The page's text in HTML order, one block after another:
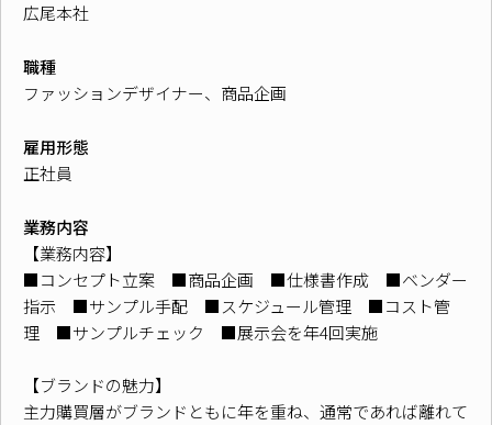
広尾本社
職種
ファッションデザイナー、商品企画
雇用形態
正社員
業務内容
【業務内容】
■コンセプト立案 ■商品企画 ■仕様書作成 ■ベンダー
指示 ■サンプル手配 ■スケジュール管理 ■コスト管
理 ■サンプルチェック ■展示会を年4回実施
【ブランドの魅力】
主力購買層がブランドともに年を重ね、通常であれば離れて